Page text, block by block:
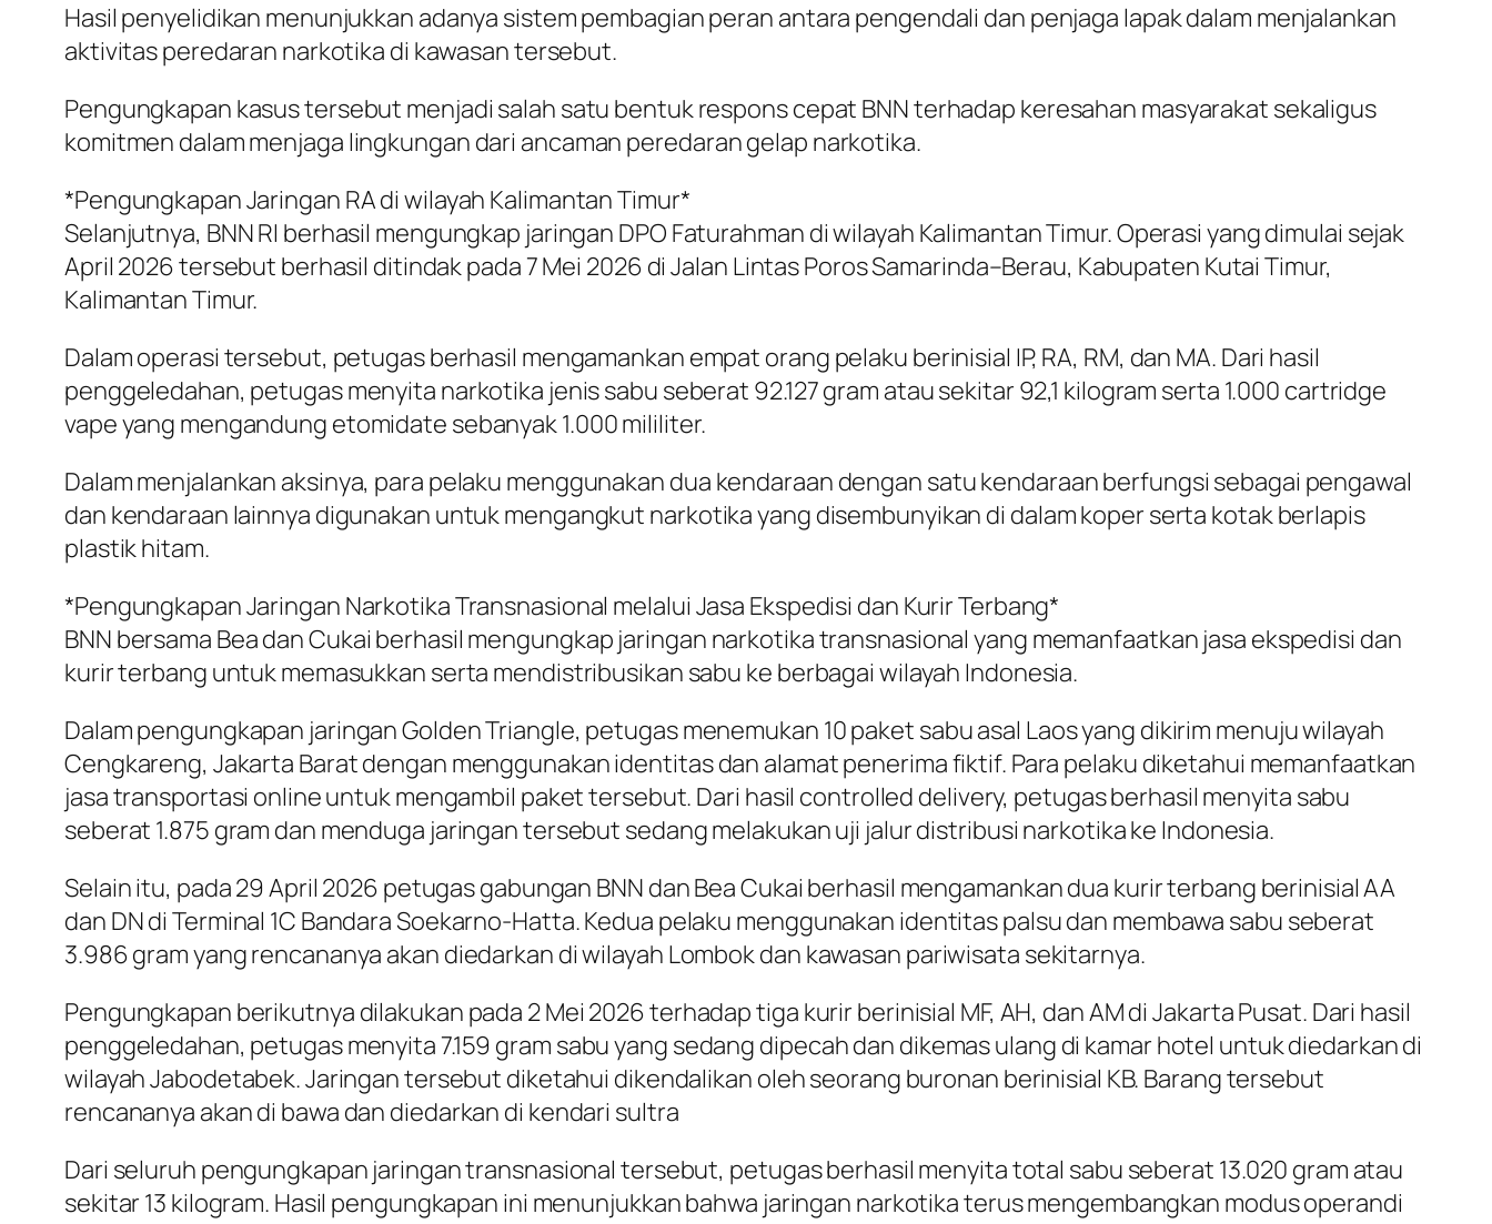
Hasil penyelidikan menunjukkan adanya sistem pembagian peran antara pengendali dan penjaga lapak dalam menjalankan
aktivitas peredaran narkotika di kawasan tersebut.
Pengungkapan kasus tersebut menjadi salah satu bentuk respons cepat BNN terhadap keresahan masyarakat sekaligus
komitmen dalam menjaga lingkungan dari ancaman peredaran gelap narkotika.
*Pengungkapan Jaringan RA di wilayah Kalimantan Timur*
Selanjutnya, BNN RI berhasil mengungkap jaringan DPO Faturahman di wilayah Kalimantan Timur. Operasi yang dimulai sejak
April 2026 tersebut berhasil ditindak pada 7 Mei 2026 di Jalan Lintas Poros Samarinda–Berau, Kabupaten Kutai Timur,
Kalimantan Timur.
Dalam operasi tersebut, petugas berhasil mengamankan empat orang pelaku berinisial IP, RA, RM, dan MA. Dari hasil
penggeledahan, petugas menyita narkotika jenis sabu seberat 92.127 gram atau sekitar 92,1 kilogram serta 1.000 cartridge
vape yang mengandung etomidate sebanyak 1.000 mililiter.
Dalam menjalankan aksinya, para pelaku menggunakan dua kendaraan dengan satu kendaraan berfungsi sebagai pengawal
dan kendaraan lainnya digunakan untuk mengangkut narkotika yang disembunyikan di dalam koper serta kotak berlapis
plastik hitam.
*Pengungkapan Jaringan Narkotika Transnasional melalui Jasa Ekspedisi dan Kurir Terbang*
BNN bersama Bea dan Cukai berhasil mengungkap jaringan narkotika transnasional yang memanfaatkan jasa ekspedisi dan
kurir terbang untuk memasukkan serta mendistribusikan sabu ke berbagai wilayah Indonesia.
Dalam pengungkapan jaringan Golden Triangle, petugas menemukan 10 paket sabu asal Laos yang dikirim menuju wilayah
Cengkareng, Jakarta Barat dengan menggunakan identitas dan alamat penerima fiktif. Para pelaku diketahui memanfaatkan
jasa transportasi online untuk mengambil paket tersebut. Dari hasil controlled delivery, petugas berhasil menyita sabu
seberat 1.875 gram dan menduga jaringan tersebut sedang melakukan uji jalur distribusi narkotika ke Indonesia.
Selain itu, pada 29 April 2026 petugas gabungan BNN dan Bea Cukai berhasil mengamankan dua kurir terbang berinisial AA
dan DN di Terminal 1C Bandara Soekarno-Hatta. Kedua pelaku menggunakan identitas palsu dan membawa sabu seberat
3.986 gram yang rencananya akan diedarkan di wilayah Lombok dan kawasan pariwisata sekitarnya.
Pengungkapan berikutnya dilakukan pada 2 Mei 2026 terhadap tiga kurir berinisial MF, AH, dan AM di Jakarta Pusat. Dari hasil
penggeledahan, petugas menyita 7.159 gram sabu yang sedang dipecah dan dikemas ulang di kamar hotel untuk diedarkan di
wilayah Jabodetabek. Jaringan tersebut diketahui dikendalikan oleh seorang buronan berinisial KB. Barang tersebut
rencananya akan di bawa dan diedarkan di kendari sultra
Dari seluruh pengungkapan jaringan transnasional tersebut, petugas berhasil menyita total sabu seberat 13.020 gram atau
sekitar 13 kilogram. Hasil pengungkapan ini menunjukkan bahwa jaringan narkotika terus mengembangkan modus operandi